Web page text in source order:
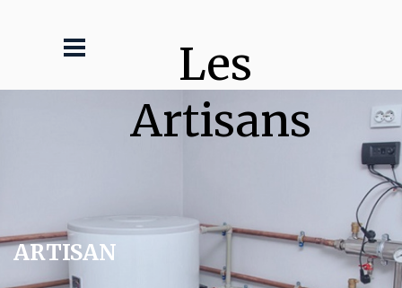
Les
Artisans
ARTISAN